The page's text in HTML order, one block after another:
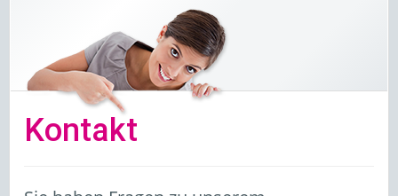
Kontakt